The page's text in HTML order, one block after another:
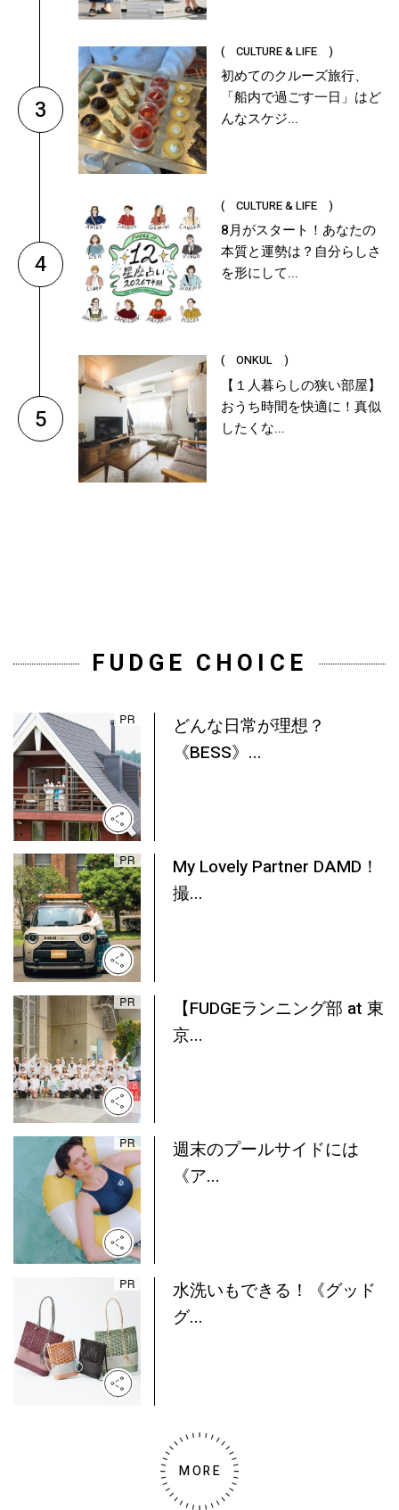
3
( CULTURE & LIFE )
初めてのクルーズ旅行、
「船内で過ごす一日」はど
んなスケジ...
4
( CULTURE & LIFE )
8月がスタート！あなたの
本質と運勢は？自分らしさ
を形にして...
5
( ONKUL )
【１人暮らしの狭い部屋】
おうち時間を快適に！真似
したくな...
FUDGE CHOICE
どんな日常が理想？
《BESS》...
My Lovely Partner DAMD！
撮...
【FUDGEランニング部 at 東
京...
週末のプールサイドには
《ア...
水洗いもできる！《グッド
グ...
MORE